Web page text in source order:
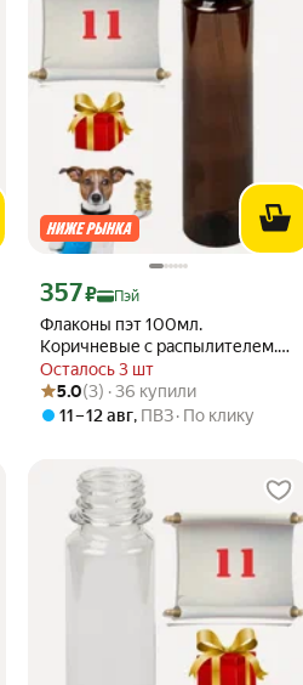
Флаконы пэт 100мл.
Коричневые с распылителем.
28мм. 10 шт. + 1 в подарок
Осталось 3 шт
Цена с картой Яндекс Пэй 357 ₽ вместо
357₽ Пэй
Рейтинг товара: 5.0 из 5
Оценок: (3) · 36 купили
5.0(3) · 36 купили
11 – 12 авг, ПВЗ По клику